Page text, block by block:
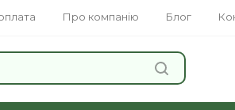
Про компанію Блог